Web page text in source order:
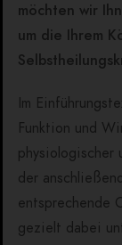
möchten wir
um die Ihrem
Im
Funktion und
physiologischer
der
entsprechende
gezielt dabei